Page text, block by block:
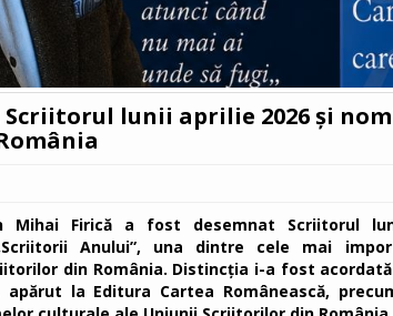
Scriitorul lunii aprilie 2026 și
Mihai Firică a fost desemnat Scriitorul
Anului”, una dintre cele mai
din România. Distincția i-a fost
la Editura Cartea Românească,